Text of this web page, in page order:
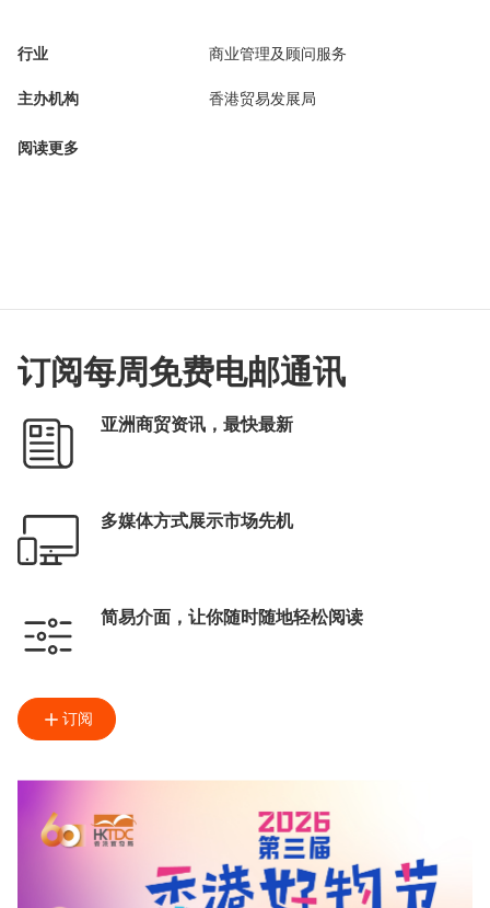
行业 商业管理及顾问服务
主办机构 香港贸易发展局
阅读更多
订阅每周免费电邮通讯
亚洲商贸资讯，最快最新
多媒体方式展示市场先机
简易介面，让你随时随地轻松阅读
订阅